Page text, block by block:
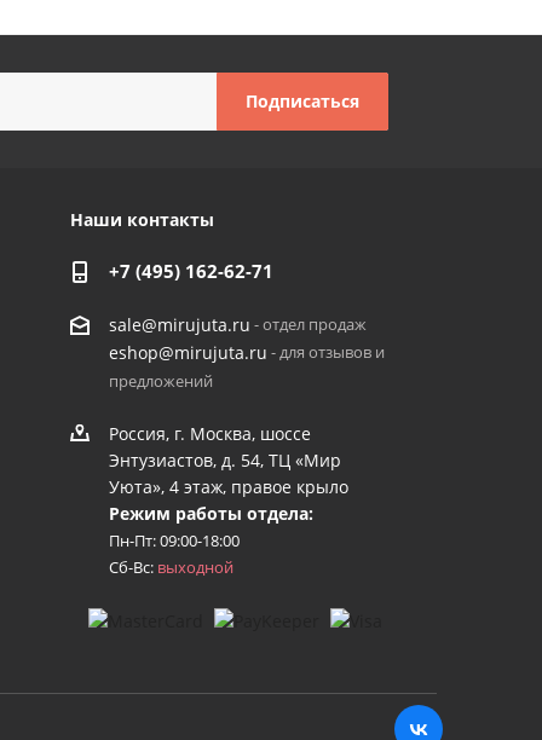
Наши контакты
+7 (495) 162-62-71
sale@mirujuta.ru - отдел продаж
eshop@mirujuta.ru - для отзывов и
предложений
Россия, г. Москва, шоссе
Энтузиастов, д. 54, ТЦ «Мир
Уюта», 4 этаж, правое крыло
Режим работы отдела:
Пн-Пт: 09:00-18:00
Сб-Вс: выходной